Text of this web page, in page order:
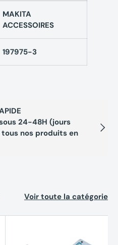
MAKITA
ACCESSOIRES
197975-3
sous 24-48H (jours
nos produits en
Voir toute la catégorie